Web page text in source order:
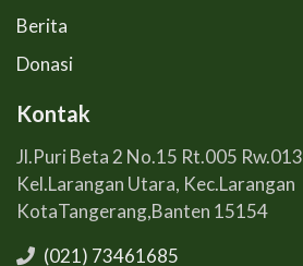
Berita
Donasi
Kontak
Jl.Puri Beta 2 No.15 Rt.005 Rw.013
Kel.Larangan Utara, Kec.Larangan
KotaTangerang,Banten 15154
(021) 73461685